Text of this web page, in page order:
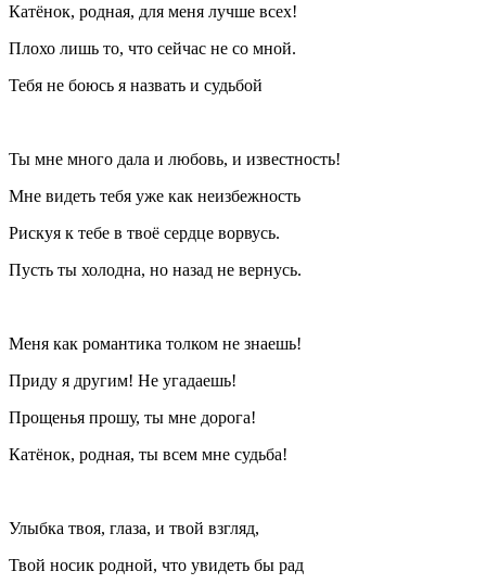
Катёнок, родная, для меня лучше всех!
Плохо лишь то, что сейчас не со мной.
Тебя не боюсь я назвать и судьбой
Ты мне много дала и любовь, и известность!
Мне видеть тебя уже как неизбежность
Рискуя к тебе в твоё сердце ворвусь.
Пусть ты холодна, но назад не вернусь.
Меня как романтика толком не знаешь!
Приду я другим! Не угадаешь!
Прощенья прошу, ты мне дорога!
Катёнок, родная, ты всем мне судьба!
Улыбка твоя, глаза, и твой взгляд,
Твой носик родной, что увидеть бы рад